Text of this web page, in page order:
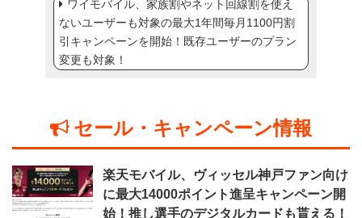
ワイモバイル、家族割やネット回線割を使え
ないユーザーも対象の最大1年間毎月1100円割
引キャンペーンを開始！既存ユーザーのプラン
変更も対象！
セール・キャンペーン情報
楽天モバイル、ヴィッセル神戸ファン向け
に最大14000ポイント進呈キャンペーン開
始！推し選手のデジタルカードも貰える！